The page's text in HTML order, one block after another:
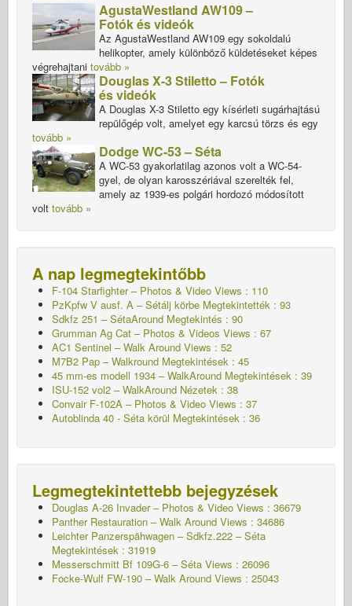
AgustaWestland AW109 –
Fotók és videók
Az AgustaWestland AW109 egy sokoldalú
helikopter, amely különböző küldetéseket képes
végrehajtani tovább »
Douglas X-3 Stiletto – Fotók
és videók
A Douglas X-3 Stiletto egy kísérleti sugárhajtású
repülőgép volt, amelyet egy karcsú törzs és egy
tovább »
Dodge WC-53 – Séta
A WC-53 gyakorlatilag azonos volt a WC-54-
gyel, de olyan karosszériával szerelték fel,
amely az 1939-es polgári hordozó módosított
volt tovább »
A nap legmegtekintőbb
F-104 Starfighter – Photos & Video Views : 110
PzKpfw V ausf. A – Sétálj körbe Megtekintették : 93
Sdkfz 251 – SétaAround Megtekintés : 90
Grumman Ag Cat – Photos & Videos Views : 67
AC1 Sentinel – Walk Around Views : 52
M7B2 Pap – Walkround Megtekintések : 45
45 mm-es modell 1934 – WalkAround Megtekintések : 39
ISU-152 vol2 – WalkAround Nézetek : 38
Convair F-102A – Photos & Video Views : 37
Autoblinda 40 - Séta körül Megtekintések : 36
Legmegtekintettebb bejegyzések
Douglas A-26 Invader – Photos & Video Views : 36679
Panther Restauration – Walk Around Views : 34686
Leichter Panzerspähwagen – Sdkfz.222 – Séta
Megtekintések : 31919
Messerschmitt Bf 109G-6 – Séta Views : 26096
Focke-Wulf FW-190 – Walk Around Views : 25043